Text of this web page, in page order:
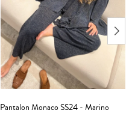
Pantalon Monaco SS24 - Marino